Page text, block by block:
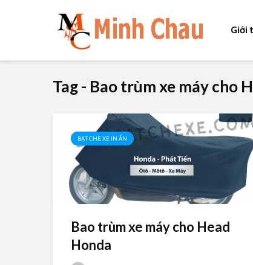
Giới
Tag - Bao trùm xe máy cho
BẠT CHE XE IN ẤN
Bao trùm xe máy cho Head
Honda